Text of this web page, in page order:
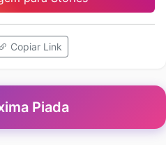
Copiar Link
Piada